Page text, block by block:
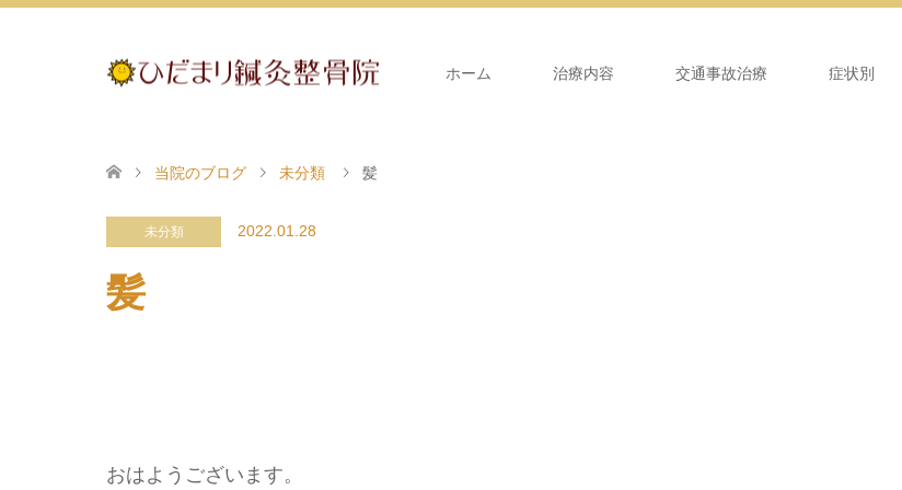
ホーム 治療内容 交通事故治療 症状別
当院のブログ 未分類 髪
未分類 2022.01.28
髪
おはようございます。